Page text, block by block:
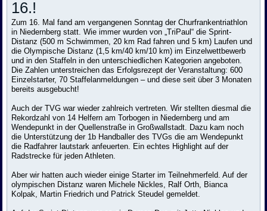
16.!
Zum 16. Mal fand am vergangenen Sonntag der Churfrankentriathlon
in Niedernberg statt. Wie immer wurden von „TriPaul“ die Sprint-
Distanz (500 m Schwimmen, 20 km Rad fahren und 5 km) Laufen und
die Olympische Distanz (1,5 km/40 km/10 km) im Einzelwettbewerb
und in den Staffeln in den unterschiedlichen Kategorien angeboten.
Die Zahlen unterstreichen das Erfolgsrezept der Veranstaltung: 600
Einzelstarter, 70 Staffelanmeldungen – und diese seit über 3 Monaten
bereits ausgebucht!
Auch der TVG war wieder zahlreich vertreten. Wir stellten diesmal die
Rekordzahl von 14 Helfern am Torbogen in Niedernberg und am
Wendepunkt in der Quellenstraße in Großwallstadt. Dazu kam noch
die Unterstützung der 1b Handballer des TVGs die am Wendepunkt
die Radfahrer lautstark anfeuerten. Ein echtes Highlight auf der
Radstrecke für jeden Athleten.
Aber wir hatten auch wieder einige Starter im Teilnehmerfeld. Auf der
olympischen Distanz waren Michele Nickles, Ralf Orth, Bianca
Kolpak, Martin Friedrich und Patrick Steudel gemeldet.